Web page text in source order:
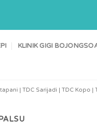
KLINIK GIGI
| TDC Sarijadi | TDC Kopo |